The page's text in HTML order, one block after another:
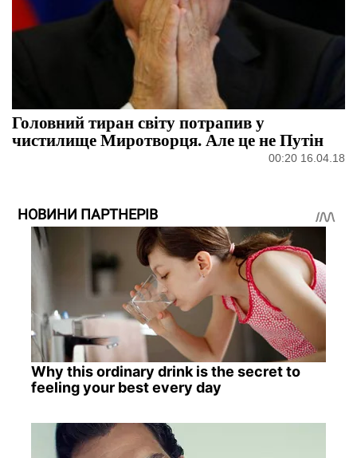
Головний тиран світу потрапив у
чистилище Миротворця. Але це не Путін
00:20 16.04.18
НОВИНИ ПАРТНЕРІВ
Why this ordinary drink is the secret to
feeling your best every day